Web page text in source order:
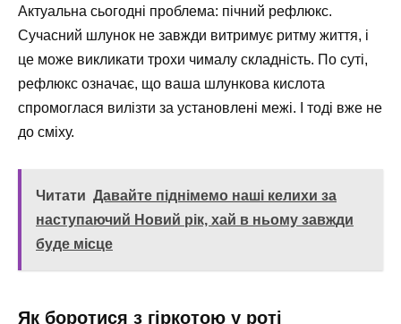
Актуальна сьогодні проблема: пічний рефлюкс.
Сучасний шлунок не завжди витримує ритму життя, і
це може викликати трохи чималу складність. По суті,
рефлюкс означає, що ваша шлункова кислота
спромоглася вилізти за установлені межі. І тоді вже не
до сміху.
Читати Давайте піднімемо наші келихи за
наступаючий Новий рік, хай в ньому завжди
буде місце
Як боротися з гіркотою у роті